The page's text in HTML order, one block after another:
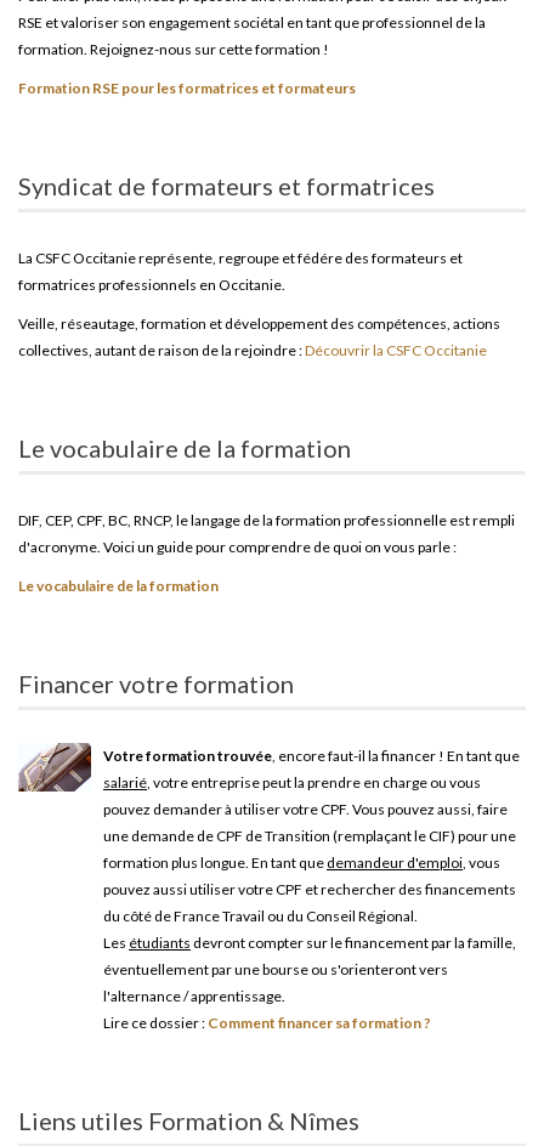
RSE et valoriser son engagement sociétal en tant que professionnel de la
formation. Rejoignez-nous sur cette formation !
Formation RSE pour les formatrices et formateurs
Syndicat de formateurs et formatrices
La CSFC Occitanie représente, regroupe et fédére des formateurs et
formatrices professionnels en Occitanie.
Veille, réseautage, formation et développement des compétences, actions
collectives, autant de raison de la rejoindre :Découvrir la CSFC Occitanie
Le vocabulaire de la formation
DIF, CEP, CPF, BC, RNCP, le langage de la formation professionnelle est rempli
d'acronyme. Voici un guide pour comprendre de quoi on vous parle :
Le vocabulaire de la formation
Financer votre formation
Votre formation trouvée, encore faut-il la financer ! En tant que
salarié, votre entreprise peut la prendre en charge ou vous
pouvez demander à utiliser votre CPF. Vous pouvez aussi, faire
une demande de CPF de Transition (remplaçant le CIF) pour une
formation plus longue. En tant que demandeur d'emploi, vous
pouvez aussi utiliser votre CPF et rechercher des financements
du côté de France Travail ou du Conseil Régional.
Les étudiants devront compter sur le financement par la famille,
éventuellement par une bourse ou s'orienteront vers
l'alternance / apprentissage.
Lire ce dossier : Comment financer sa formation ?
Liens utiles Formation & Nîmes